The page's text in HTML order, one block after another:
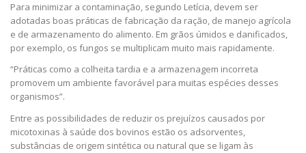
Para minimizar a contaminação, segundo Letícia, devem ser
adotadas boas práticas de fabricação da ração, de manejo agrícola
e de armazenamento do alimento. Em grãos úmidos e danificados,
por exemplo, os fungos se multiplicam muito mais rapidamente.
“Práticas como a colheita tardia e a armazenagem incorreta
promovem um ambiente favorável para muitas espécies desses
organismos”.
Entre as possibilidades de reduzir os prejuízos causados por
micotoxinas à saúde dos bovinos estão os adsorventes,
substâncias de origem sintética ou natural que se ligam às